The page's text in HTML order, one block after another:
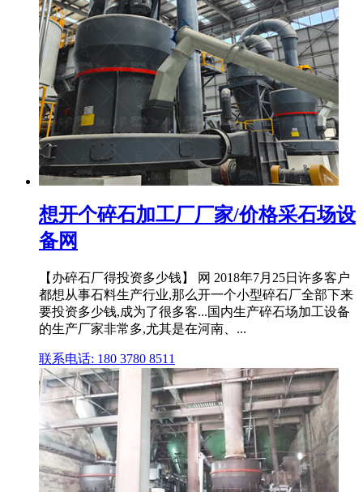
想开个碎石加工厂厂家/价格采石场设
备网
【办碎石厂得投资多少钱】 网 2018年7月25日许多客户
都想从事石料生产行业,那么开一个小型碎石厂全部下来
要投资多少钱,成为了很多客...国内生产碎石场加工设备
的生产厂家非常多,尤其是在河南、...
联系电话: 180 3780 8511